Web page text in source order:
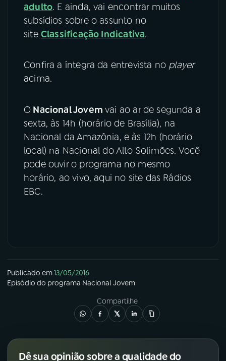
adulto. E ainda, vai encontrar muitos
subsídios sobre o assunto no
site Classificação Indicativa.
Confira a íntegra da entrevista no player
acima.
O Nacional Jovemvai ao ar de segunda a
sexta, às 14h (horário de Brasília), na
Nacional da Amazônia, e às 12h (horário
local) na Nacional do Alto Solimões. Você
pode ouvir o programa no mesmo
horário, ao vivo, aqui no site das Rádios
EBC.
Publicado em13/05/2016
Episódio do programa Nacional Jovem
Compartilhe
Dê sua opinião sobre a qualidade do